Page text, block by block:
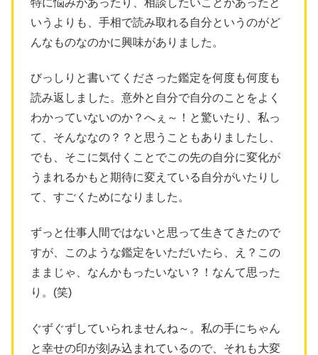
いうよりも、手相で読み取れる自分というのがど
んなものなのかに興味がありました。
びっしりと書いてくださった鑑定を何度も何度も
読み返しました。意外と自分で自分のことをよく
わかっていないのか？へぇ～！と驚いたり、私っ
て、そんななの？？と思うこともありましたし、
でも、そこに気付くことでこの先の自分に変化が
うまれるかもと期待に変えている自分がいたりし
て、すごくためになりました。
ずっと仕事人間ではないと思って生きてきたので
すが、このような鑑定をいただいたら、え？この
ままじゃ、なんかもったいない？！なんて思った
り。(笑)
ぐずぐずしていられませんね～。私の手にちゃん
と幸せの印が刻み込まれているので、それも大変